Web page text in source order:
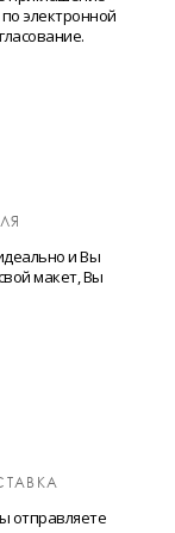
электронной
и Вы
макет, Вы
отправляете